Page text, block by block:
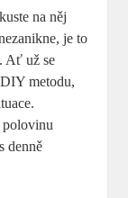
na něj
je to
Ať už se
⁤metodu,
polovinu
denně